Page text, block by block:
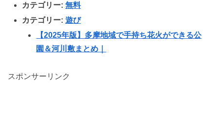
カテゴリー:無料
カテゴリー:遊び
【2025年版】多摩地域で手持ち花火ができる公
園＆河川敷まとめ｜
スポンサーリンク